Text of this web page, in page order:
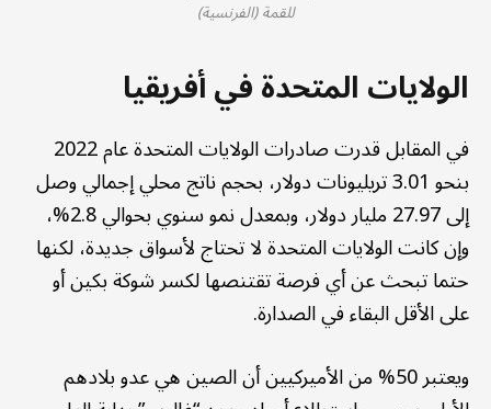
للقمة (الفرنسية)
الولايات المتحدة في أفريقيا
في المقابل قدرت صادرات الولايات المتحدة عام 2022
بنحو 3.01 تريليونات دولار، بحجم ناتج محلي إجمالي وصل
إلى 27.97 مليار دولار، وبمعدل نمو سنوي بحوالي 2.8%،
وإن كانت الولايات المتحدة لا تحتاج لأسواق جديدة، لكنها
حتما تبحث عن أي فرصة تقتنصها لكسر شوكة بكين أو
على الأقل البقاء في الصدارة.
ويعتبر 50% من الأميركيين أن الصين هي عدو بلادهم